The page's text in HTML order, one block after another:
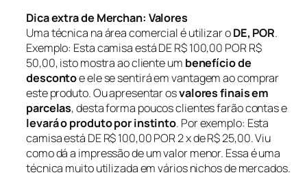
Dica extra de Merchan: Valores
Uma técnica na área comercial é utilizar oDE, POR.
Exemplo: Esta camisa está DE R$ 100,00 POR R$
50,00, isto mostra ao cliente um benefício de
descontoe ele se sentirá em vantagem ao comprar
este produto. Ou apresentar osvalores finais em
parcelas, desta forma poucos clientes farão contas e
levará o produto por instinto. Por exemplo: Esta
camisa está DE R$ 100,00 POR 2 x de R$ 25,00. Viu
como dá a impressão de um valor menor. Essa é uma
técnica muito utilizada em vários nichos de mercados.